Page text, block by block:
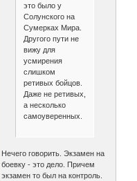
это было у
Солунского на
Сумерках Мира.
Другого пути не
вижу для
усмирения
слишком
ретивых бойцов.
Даже не ретивых,
а несколько
самоуверенных.
Нечего говорить. Экзамен на
боевку - это дело. Причем
экзамен то был на контроль.